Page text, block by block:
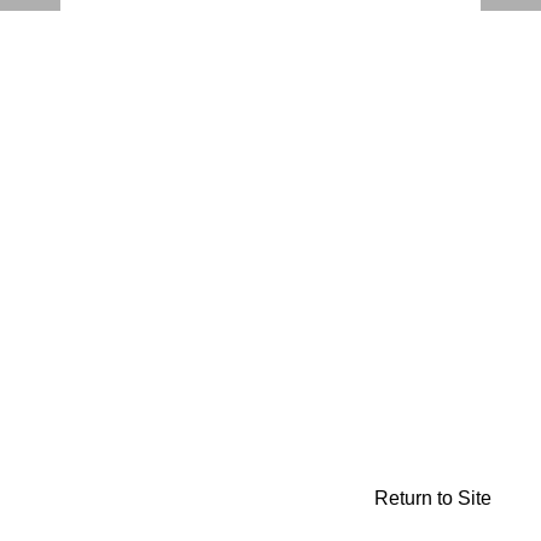
Return to Site